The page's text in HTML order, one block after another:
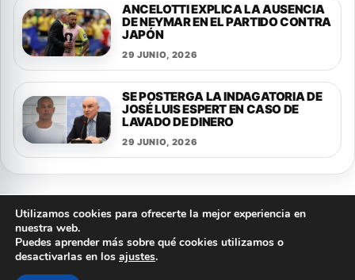
ANCELOTTI EXPLICA LA AUSENCIA
DE NEYMAR EN EL PARTIDO CONTRA
JAPÓN
29 JUNIO, 2026
SE POSTERGA LA INDAGATORIA DE
JOSÉ LUIS ESPERT EN CASO DE
LAVADO DE DINERO
29 JUNIO, 2026
© 2026 FLASH NOTICIAS
Utilizamos cookies para ofrecerte la mejor experiencia en
nuestra web.
Puedes aprender más sobre qué cookies utilizamos o
desactivarlas en los ajustes.